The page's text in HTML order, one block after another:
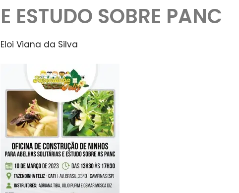
E ESTUDO SOBRE PANC
Eloi Viana da Silva